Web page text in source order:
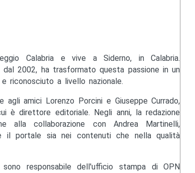
Calabria e vive a Siderno, in Calabria.
2002, ha trasformato questa passione in un
riconosciuto a livello nazionale.
agli amici Lorenzo Porcini e Giuseppe Currado,
è direttore editoriale. Negli anni, la redazione
alla collaborazione con Andrea Martinelli,
il portale sia nei contenuti che nella qualità
responsabile dell'ufficio stampa di OPN